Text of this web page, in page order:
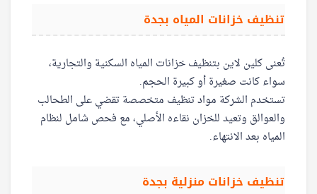
تنظيف خزانات المياه بجدة
تُعنى كلين لاين بتنظيف خزانات المياه السكنية والتجارية،
سواء كانت صغيرة أو كبيرة الحجم.
تستخدم الشركة مواد تنظيف متخصصة تقضي على الطحالب
والعوالق وتعيد للخزان نقاءه الأصلي، مع فحص شامل لنظام
المياه بعد الانتهاء.
تنظيف خزانات منزلية بجدة